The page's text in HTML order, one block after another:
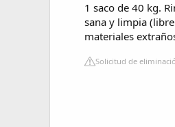
1 saco de 40 kg.
sana y limpia
materiales
Solicitud de